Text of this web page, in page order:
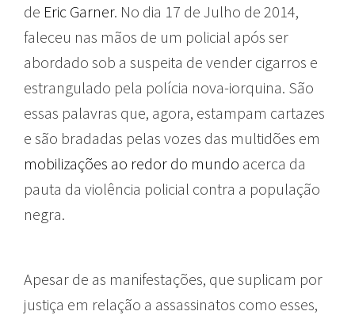
de Eric Garner. No dia 17 de Julho de 2014,
faleceu nas mãos de um policial após ser
abordado sob a suspeita de vender cigarros e
estrangulado pela polícia nova-iorquina. São
essas palavras que, agora, estampam cartazes
e são bradadas pelas vozes das multidões em
mobilizações ao redor do mundo acerca da
pauta da violência policial contra a população
negra.
Apesar de as manifestações, que suplicam por
justiça em relação a assassinatos como esses,